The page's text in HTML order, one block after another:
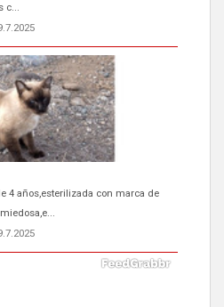
TEROR GRAN CANARIA
a Los Gatos callejeros de la zona los